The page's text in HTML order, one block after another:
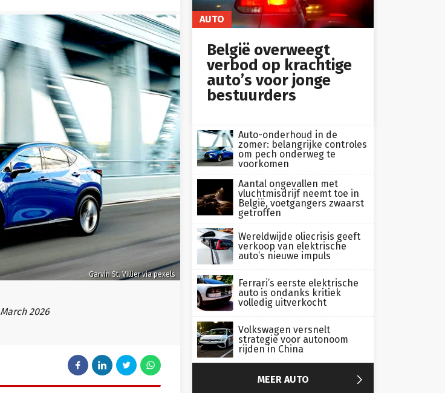
Garvin St. Villier via pexels
March 2026
AUTO
België overweegt
verbod op krachtige
auto’s voor jonge
bestuurders
Auto-onderhoud in de
zomer: belangrijke controles
om pech onderweg te
voorkomen
Aantal ongevallen met
vluchtmisdrijf neemt toe in
België, voetgangers zwaarst
getroffen
Wereldwijde oliecrisis geeft
verkoop van elektrische
auto’s nieuwe impuls
Ferrari’s eerste elektrische
auto is ondanks kritiek
volledig uitverkocht
Volkswagen versnelt
strategie voor autonoom
rijden in China
MEER AUTO 